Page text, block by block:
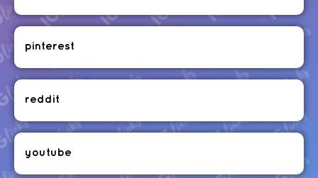
pinterest
reddit
youtube